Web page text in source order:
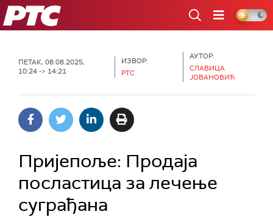
РТС
ПЕТАК, 08.08.2025,
10:24 -> 14:21
ИЗВОР:
РТС
АУТОР:
СЛАВИЦА
ЈОВАНОВИЋ
Пријепоље: Продаја
посластица за лечење
суграђана